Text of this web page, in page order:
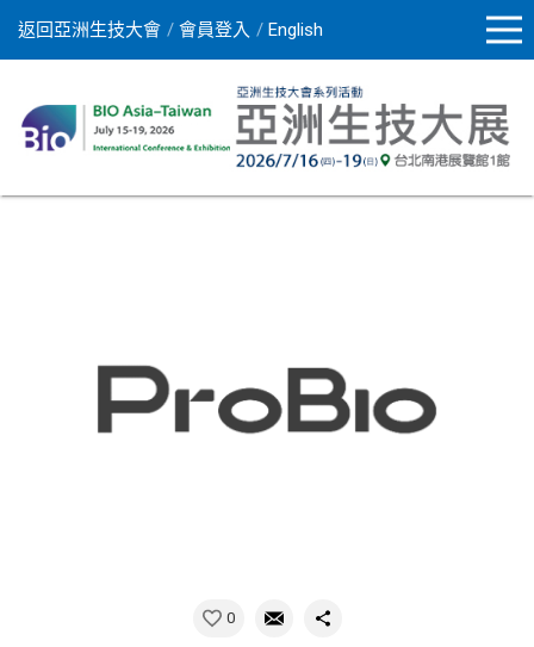
返回亞洲生技大會 會員登入 English
0